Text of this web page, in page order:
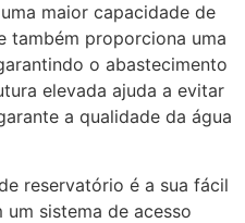
maior capacidade de
também proporciona uma
o abastecimento
elevada ajuda a evitar
a qualidade da água
reservatório é a sua fácil
um sistema de acesso